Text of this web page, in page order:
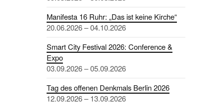
Manifesta 16 Ruhr: „Das ist keine Kirche“
20.06.2026 – 04.10.2026
Smart City Festival 2026: Conference &
Expo
03.09.2026 – 05.09.2026
Tag des offenen Denkmals Berlin 2026
12.09.2026 – 13.09.2026